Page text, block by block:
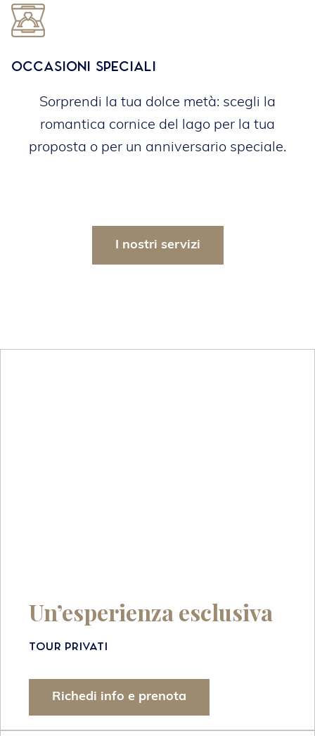
Occasioni speciali
Sorprendi la tua dolce metà: scegli la
romantica cornice del lago per la tua
proposta o per un anniversario speciale.
I nostri servizi
Un’esperienza esclusiva
Tour privati
Richedi info e prenota